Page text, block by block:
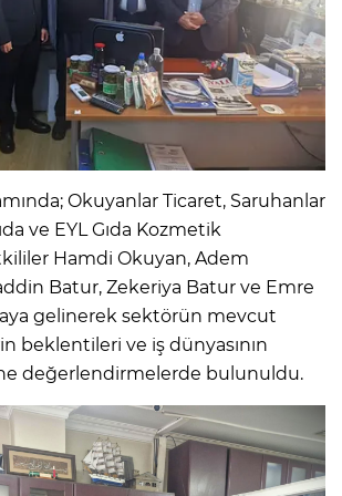
Okuyanlar Ticaret, Saruhanlar
ve EYL Gıda Kozmetik
Hamdi Okuyan, Adem
Batur, Zekeriya Batur ve Emre
gelinerek sektörün mevcut
beklentileri ve iş dünyasının
değerlendirmelerde bulunuldu.